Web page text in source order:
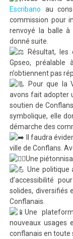
Escribano au
commission pour
renvoyé la balle à
donné suite.
Résultat,
Gpseo,
n’obtiennent pas
Pour que la
avons fait adopter
soutien de
symbolique, elle
démarche des
Il faudra
ville de Conflans.
Une
Une politique
d’accessibilité
solides, diversifiés
Conflanais.
Une
nouveaux usages
conflanais en toute